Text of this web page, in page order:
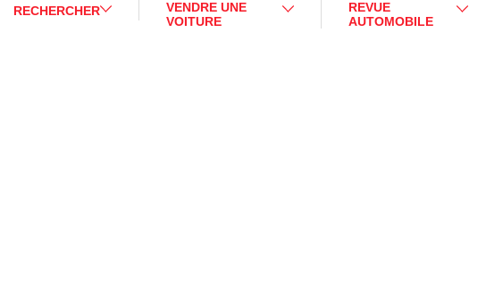
RECHERCHER
VENDRE UNE
VOITURE
REVUE
AUTOMOBILE